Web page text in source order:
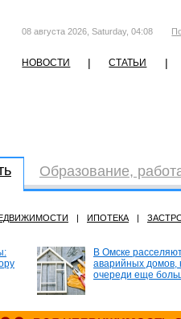
08 августа 2026, Saturday, 04:08
НОВОСТИ | СТАТЬИ |
Образование,
| ИПОТЕКА |
В Омске
аварийных домов,
очереди еще